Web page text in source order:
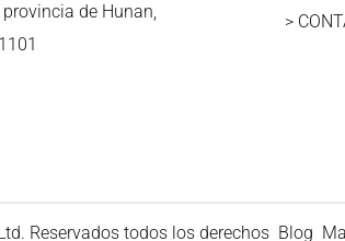
de Hunan,
>
Reservados todos los derechos Blog